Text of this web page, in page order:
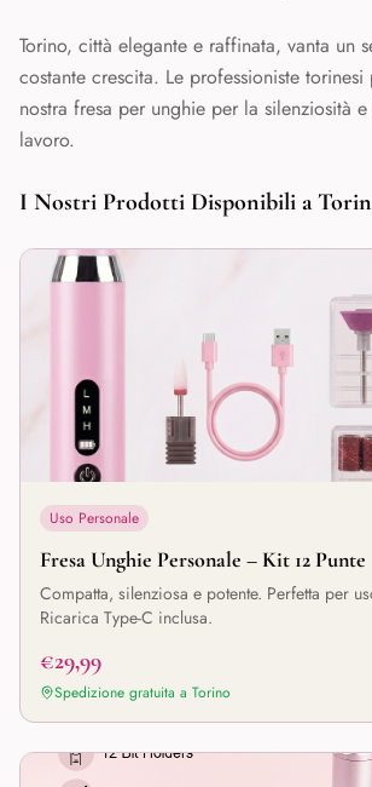
Torino, città elegante e raffinata, vanta un
costante crescita. Le professioniste
nostra fresa per unghie per la silenziosità
lavoro.
I Nostri Prodotti Disponibili a
Uso Personale
Fresa Unghie Personale – Kit 12 Punte
Compatta, silenziosa e potente. Perfetta per
Ricarica Type-C inclusa.
€29,99
Spedizione gratuita a Torino